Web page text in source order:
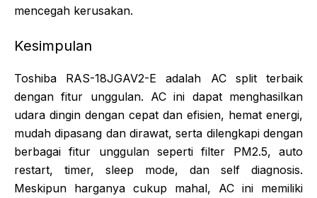
mencegah kerusakan.
Kesimpulan
Toshiba RAS-18JGAV2-E adalah AC split terbaik
dengan fitur unggulan. AC ini dapat menghasilkan
udara dingin dengan cepat dan efisien, hemat energi,
mudah dipasang dan dirawat, serta dilengkapi dengan
berbagai fitur unggulan seperti filter PM2.5, auto
restart, timer, sleep mode, dan self diagnosis.
Meskipun harganya cukup mahal, AC ini memiliki